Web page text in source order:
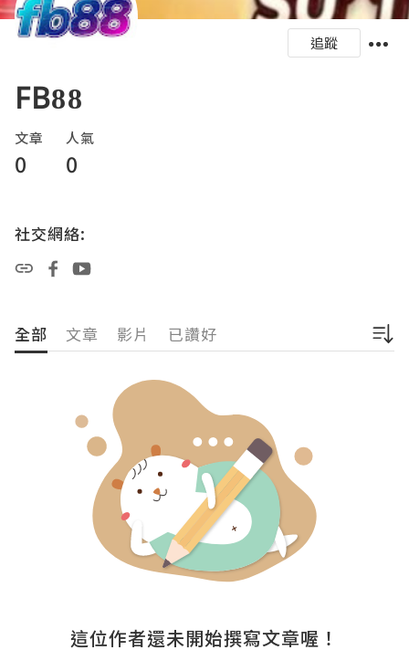
追蹤
FB88
文章
0
人氣
0
社交網絡:
全部 文章 影片 已讚好
這位作者還未開始撰寫文章喔！